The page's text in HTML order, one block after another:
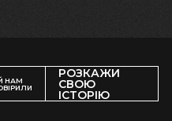
НАМ
РОЗКАЖИ
СВОЮ
ІСТОРІЮ